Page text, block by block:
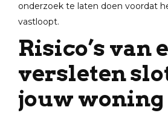
onderzoek te laten doen voordat
vastloopt.
Risico’s van
versleten
jouw woning